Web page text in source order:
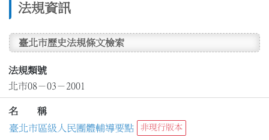
法規資訊
臺北市歷史法規條文檢索
法規類號
北市08－03－2001
名 稱
臺北市區級人民團體輔導要點
非現行版本